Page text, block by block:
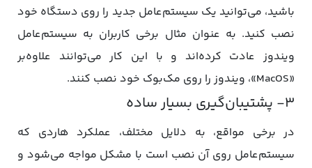
باشید، می‌توانید یک سیستم‌عامل جدید را روی دستگاه خود
نصب کنید. به عنوان مثال برخی کاربران به سیستم‌عامل
ویندوز عادت کرده‌اند و با این کار می‌توانند علاوه‌بر
«MacOS»، ویندوز را روی مک‌بوک خود نصب کنند.
۳- پشتیبان‌گیری بسیار ساده
در برخی مواقع، به دلایل مختلف، عملکرد هاردی که
سیستم‌عامل روی آن نصب است با مشکل مواجه می‌شود و